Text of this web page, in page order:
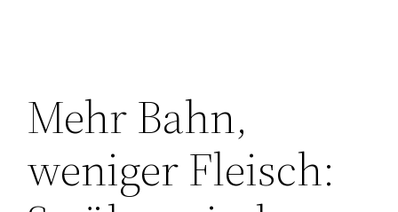
Mehr Bahn,
weniger Fleisch: